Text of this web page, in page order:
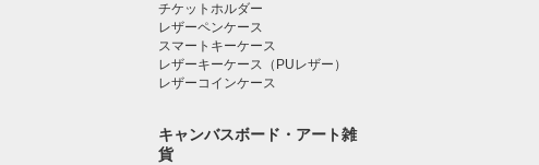
チケットホルダー
レザーペンケース
スマートキーケース
レザーキーケース（PUレザー）
レザーコインケース
キャンバスボード・アート雑
貨